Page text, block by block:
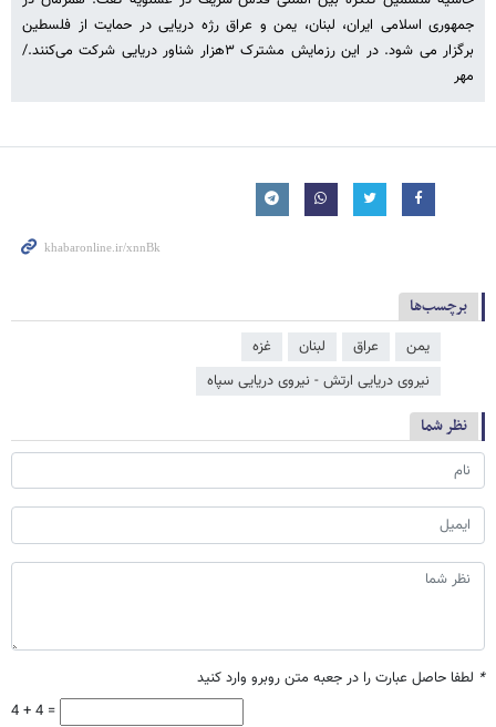
جمهوری اسلامی ایران، لبنان، یمن و عراق رژه دریایی در حمایت از فلسطین
برگزار می شود. در این رزمایش مشترک ۳هزار شناور دریایی شرکت می‌کنند./
مهر
برچسب‌ها
یمن عراق لبنان
غزه
نیروی دریایی ارتش - نیروی دریایی سپاه
نظر شما
* لطفا حاصل عبارت را در جعبه متن روبرو وارد کنید
4 + 4 =